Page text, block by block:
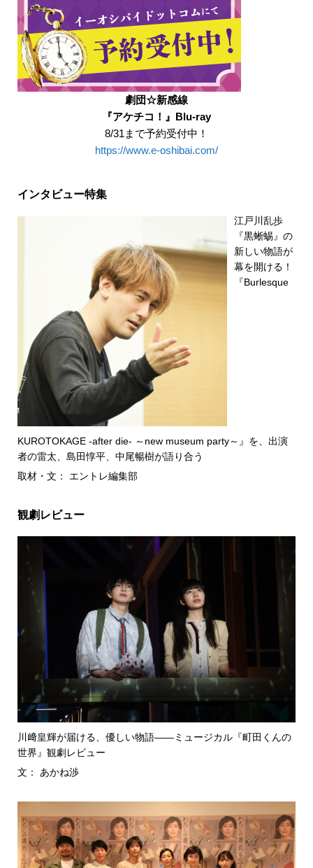
劇団☆新感線
『アケチコ！』Blu-ray
8/31まで予約受付中！
https://www.e-oshibai.com/
インタビュー特集
江戸川乱歩
『黒蜥蜴』の
新しい物語が
幕を開ける！
『Burlesque
KUROTOKAGE -after die- ～new museum party～』を、出演
者の雷太、島田惇平、中尾暢樹が語り合う
取材・文： エントレ編集部
観劇レビュー
川﨑皇輝が届ける、優しい物語――ミュージカル『町田くんの
世界』観劇レビュー
文： あかね渉